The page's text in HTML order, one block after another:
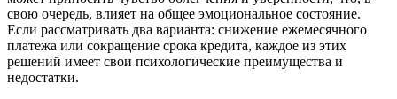
свою очередь, влияет на общее эмоциональное состояние.
Если рассматривать два варианта: снижение ежемесячного
платежа или сокращение срока кредита, каждое из этих
решений имеет свои психологические преимущества и
недостатки.